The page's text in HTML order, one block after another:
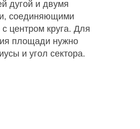
дугой и двумя
соединяющими
с центром круга. Для
площади нужно
и угол сектора.